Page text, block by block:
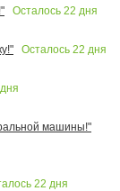
Осталось 22 дня
Осталось 22 дня
дня
машины!"
22 дня